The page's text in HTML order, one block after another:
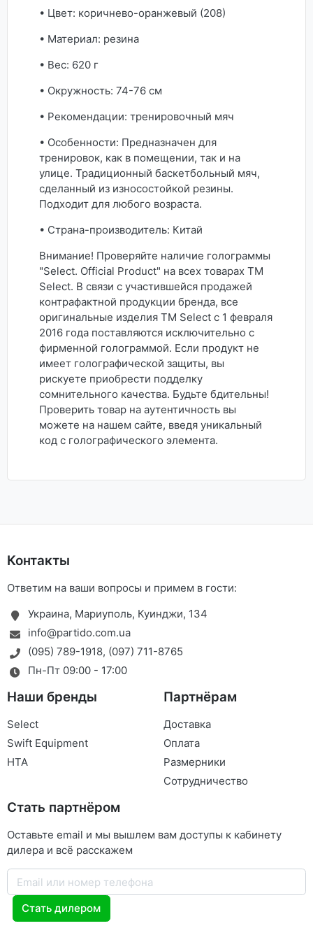
• Цвет: коричнево-оранжевый (208)
• Материал: резина
• Вес: 620 г
• Окружность: 74-76 см
• Рекомендации: тренировочный мяч
• Особенности: Предназначен для
тренировок, как в помещении, так и на
улице. Традиционный баскетбольный мяч,
сделанный из износостойкой резины.
Подходит для любого возраста.
• Страна-производитель: Китай
Внимание! Проверяйте наличие голограммы
"Select. Official Product" на всех товарах ТМ
Select. В связи с участившейся продажей
контрафактной продукции бренда, все
оригинальные изделия ТМ Select с 1 февраля
2016 года поставляются исключительно с
фирменной голограммой. Если продукт не
имеет голографической защиты, вы
рискуете приобрести подделку
сомнительного качества. Будьте бдительны!
Проверить товар на аутентичность вы
можете на нашем сайте, введя уникальный
код с голографического элемента.
Контакты
Ответим на ваши вопросы и примем в гости:
Украина, Мариуполь, Куинджи, 134
info@partido.com.ua
(095) 789-1918, (097) 711-8765
Пн-Пт 09:00 - 17:00
Наши бренды
Select
Swift Equipment
HTA
Партнёрам
Доставка
Оплата
Размерники
Сотрудничество
Стать партнёром
Оставьте email и мы вышлем вам доступы к кабинету
дилера и всё расскажем
Стать дилером